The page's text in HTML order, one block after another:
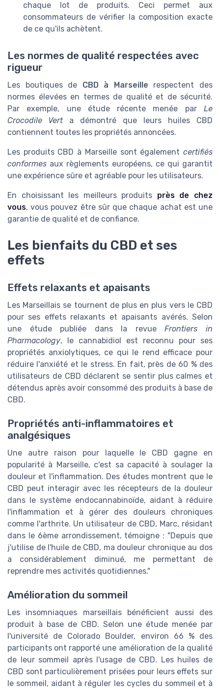
chaque lot de produits. Ceci permet aux
consommateurs de vérifier la composition exacte
de ce qu'ils achètent.
Les normes de qualité respectées avec
rigueur
Les boutiques de CBD à Marseille respectent des
normes élevées en termes de qualité et de sécurité.
Par exemple, une étude récente menée par Le
Crocodile Verta démontré que leurs huiles CBD
contiennent toutes les propriétés annoncées.
Les produits CBD à Marseille sont également certifiés
conformes aux règlements européens, ce qui garantit
une expérience sûre et agréable pour les utilisateurs.
En choisissant les meilleurs produits près de chez
vous, vous pouvez être sûr que chaque achat est une
garantie de qualité et de confiance.
Les bienfaits du CBD et ses
effets
Effets relaxants et apaisants
Les Marseillais se tournent de plus en plus vers le CBD
pour ses effets relaxants et apaisants avérés. Selon
une étude publiée dans la revueFrontiers in
Pharmacology, le cannabidiol est reconnu pour ses
propriétés anxiolytiques, ce qui le rend efficace pour
réduire l'anxiété et le stress. En fait, près de 60 % des
utilisateurs de CBD déclarent se sentir plus calmes et
détendus après avoir consommé des produits à base de
CBD.
Propriétés anti-inflammatoires et
analgésiques
Une autre raison pour laquelle le CBD gagne en
popularité à Marseille, c'est sa capacité à soulager la
douleur et l'inflammation. Des études montrent que le
CBD peut interagir avec les récepteurs de la douleur
dans le système endocannabinoïde, aidant à réduire
l'inflammation et à gérer des douleurs chroniques
comme l'arthrite. Un utilisateur de CBD, Marc, résidant
dans le 6ème arrondissement, témoigne : "Depuis que
j'utilise de l'huile de CBD, ma douleur chronique au dos
a considérablement diminué, me permettant de
reprendre mes activités quotidiennes."
Amélioration du sommeil
Les insomniaques marseillais bénéficient aussi des
produit à base de CBD. Selon une étude menée par
l'université de Colorado Boulder, environ 66 % des
participants ont rapporté une amélioration de la qualité
de leur sommeil après l'usage de CBD. Les huiles de
CBD sont particulièrement prisées pour leurs effets sur
le sommeil, aidant à réguler les cycles du sommeil et à